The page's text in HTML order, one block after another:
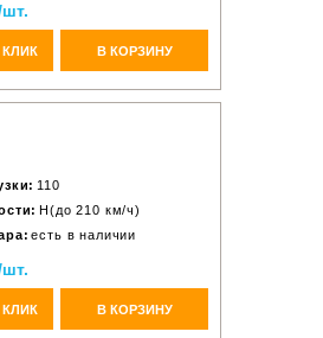
КЛИК В КОРЗИНУ
110
H(до 210 км/ч)
есть в наличии
КЛИК В КОРЗИНУ